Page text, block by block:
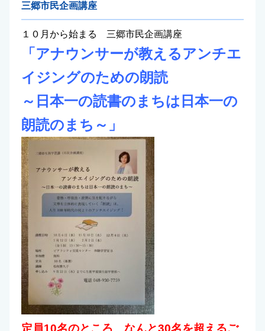
三郷市民企画講座
１０月から始まる 三郷市民企画講座
「アナウンサーが教えるアンチエ
イジングのための朗読
～日本一の読書のまちは日本一の
朗読のまち～」
定員10名のところ なんと30名を超えるご